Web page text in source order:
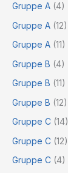
Gruppe A (4)
Gruppe A (12)
Gruppe A (11)
Gruppe B (4)
Gruppe B (11)
Gruppe B (12)
Gruppe C (14)
Gruppe C (12)
Gruppe C (4)